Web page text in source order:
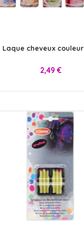
Laque cheveux
Prix
2,49 €